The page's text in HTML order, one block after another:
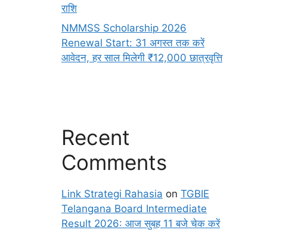
राशि
NMMSS Scholarship 2026
Renewal Start: 31 अगस्त तक करें
आवेदन, हर साल मिलेगी ₹12,000 छात्रवृत्ति
Recent
Comments
Link Strategi Rahasia on TGBIE
Telangana Board Intermediate
Result 2026: आज सुबह 11 बजे चेक करें